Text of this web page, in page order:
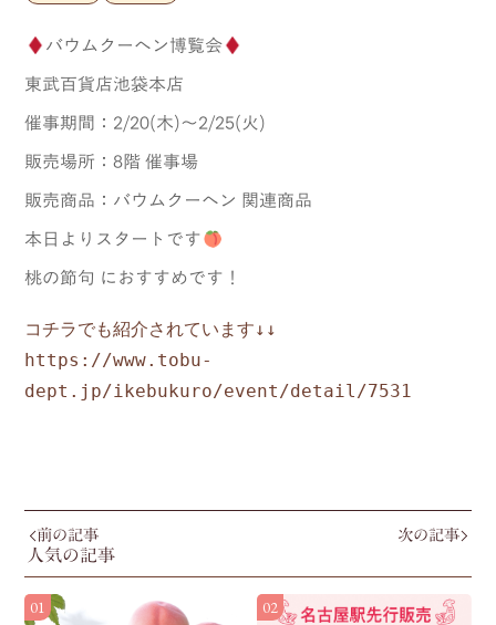
バウムクーヘン博覧会
東武百貨店池袋本店
催事期間：2/20(木)～2/25(火)
販売場所：8階 催事場
販売商品：バウムクーヘン 関連商品
本日よりスタートです
桃の節句 におすすめです！
https://www.tobu-
dept.jp/ikebukuro/event/detail/7531
前の記事 次の記事
人気の記事